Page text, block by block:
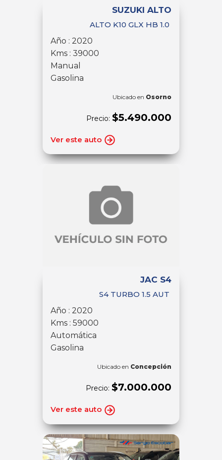
SUZUKI ALTO
ALTO K10 GLX HB 1.0
Año : 2020
Kms : 39000
Manual
Gasolina
Ubicado en Osorno
Precio: $5.490.000
Ver este auto
JAC S4
S4 TURBO 1.5 AUT
Año : 2020
Kms : 59000
Automática
Gasolina
Ubicado en Concepción
Precio: $7.000.000
Ver este auto